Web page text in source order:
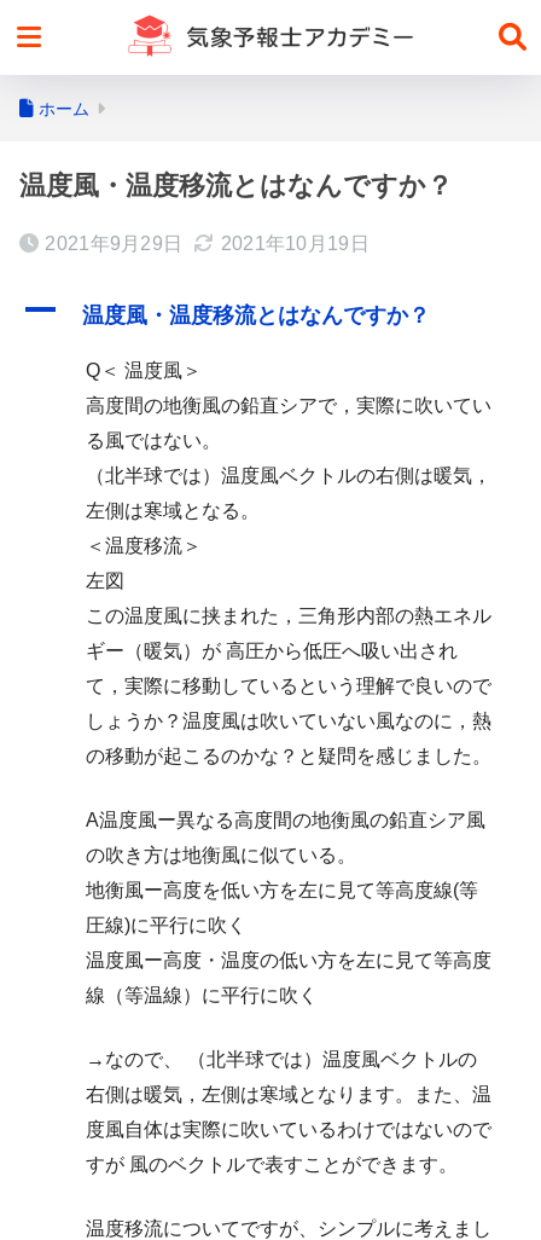
ホーム
温度風・温度移流とはなんですか？
2021年9月29日 2021年10月19日
A 温度風・温度移流とはなんですか？
Q＜ 温度風＞
高度間の地衡風の鉛直シアで，実際に吹いてい
る風ではない。
（北半球では）温度風ベクトルの右側は暖気，
左側は寒域となる。
＜温度移流＞
左図
この温度風に挟まれた，三角形内部の熱エネル
ギー（暖気）が 高圧から低圧へ吸い出され
て，実際に移動しているという理解で良いので
しょうか？温度風は吹いていない風なのに，熱
の移動が起こるのかな？と疑問を感じました。
A温度風ー異なる高度間の地衡風の鉛直シア風
の吹き方は地衡風に似ている。
地衡風ー高度を低い方を左に見て等高度線(等
圧線)に平行に吹く
温度風ー高度・温度の低い方を左に見て等高度
線（等温線）に平行に吹く
→なので、 （北半球では）温度風ベクトルの
右側は暖気，左側は寒域となります。また、温
度風自体は実際に吹いているわけではないので
すが 風のベクトルで表すことができます。
温度移流についてですが、シンプルに考えまし